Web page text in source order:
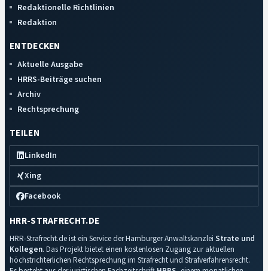
Redaktionelle Richtlinien
Redaktion
ENTDECKEN
Aktuelle Ausgabe
HRRS-Beiträge suchen
Archiv
Rechtsprechung
TEILEN
LinkedIn
Xing
Facebook
HRR-STRAFRECHT.DE
HRR-Strafrecht.de ist ein Service der Hamburger Anwaltskanzlei Strate und
Kollegen. Das Projekt bietet einen kostenlosen Zugang zur aktuellen
höchstrichterlichen Rechtsprechung im Strafrecht und Strafverfahrensrecht.